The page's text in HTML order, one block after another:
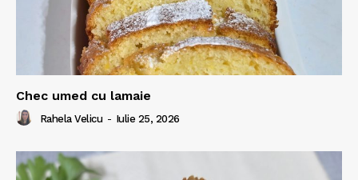
Chec umed cu lamaie
Rahela Velicu - Iulie 25, 2026